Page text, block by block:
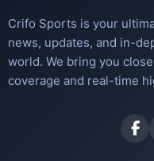
Crifo Sports is your
news, updates, and in-
world. We bring you
coverage and real-time